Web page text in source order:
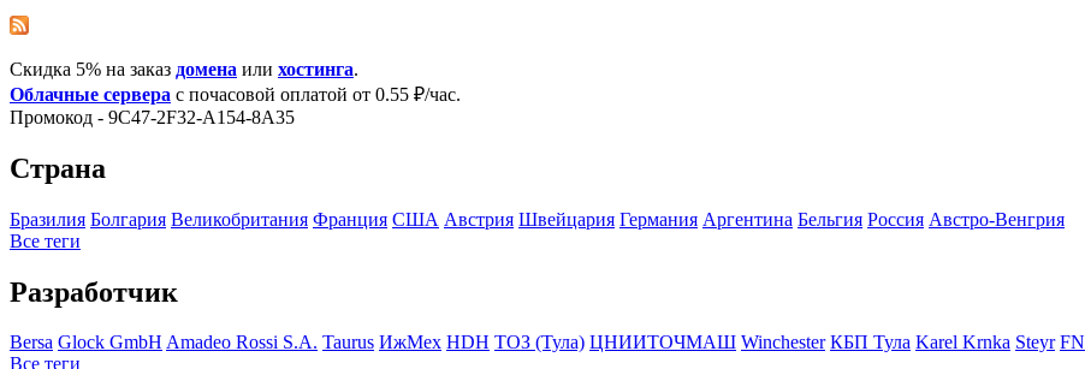
Скидка 5% на заказ домена или хостинга.
Облачные сервера с почасовой оплатой от 0.55 ₽/час.
Промокод - 9C47-2F32-A154-8A35
Страна
Бразилия Болгария Великобритания Франция США Австрия Швейцария Германия Аргентина Бельгия Росcия Австро-Венгрия
Все теги
Разработчик
Bersa Glock GmbH Amadeo Rossi S.A. Taurus ИжМех HDH ТОЗ (Тула) ЦНИИТОЧМАШ Winchester КБП Тула Karel Krnka Steyr FN
Все теги